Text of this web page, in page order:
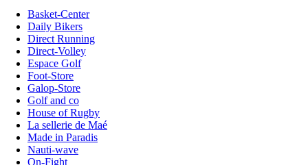
Basket-Center
Daily Bikers
Direct Running
Direct-Volley
Espace Golf
Foot-Store
Galop-Store
Golf and co
House of Rugby
La sellerie de Maé
Made in Paradis
Nauti-wave
On-Fight